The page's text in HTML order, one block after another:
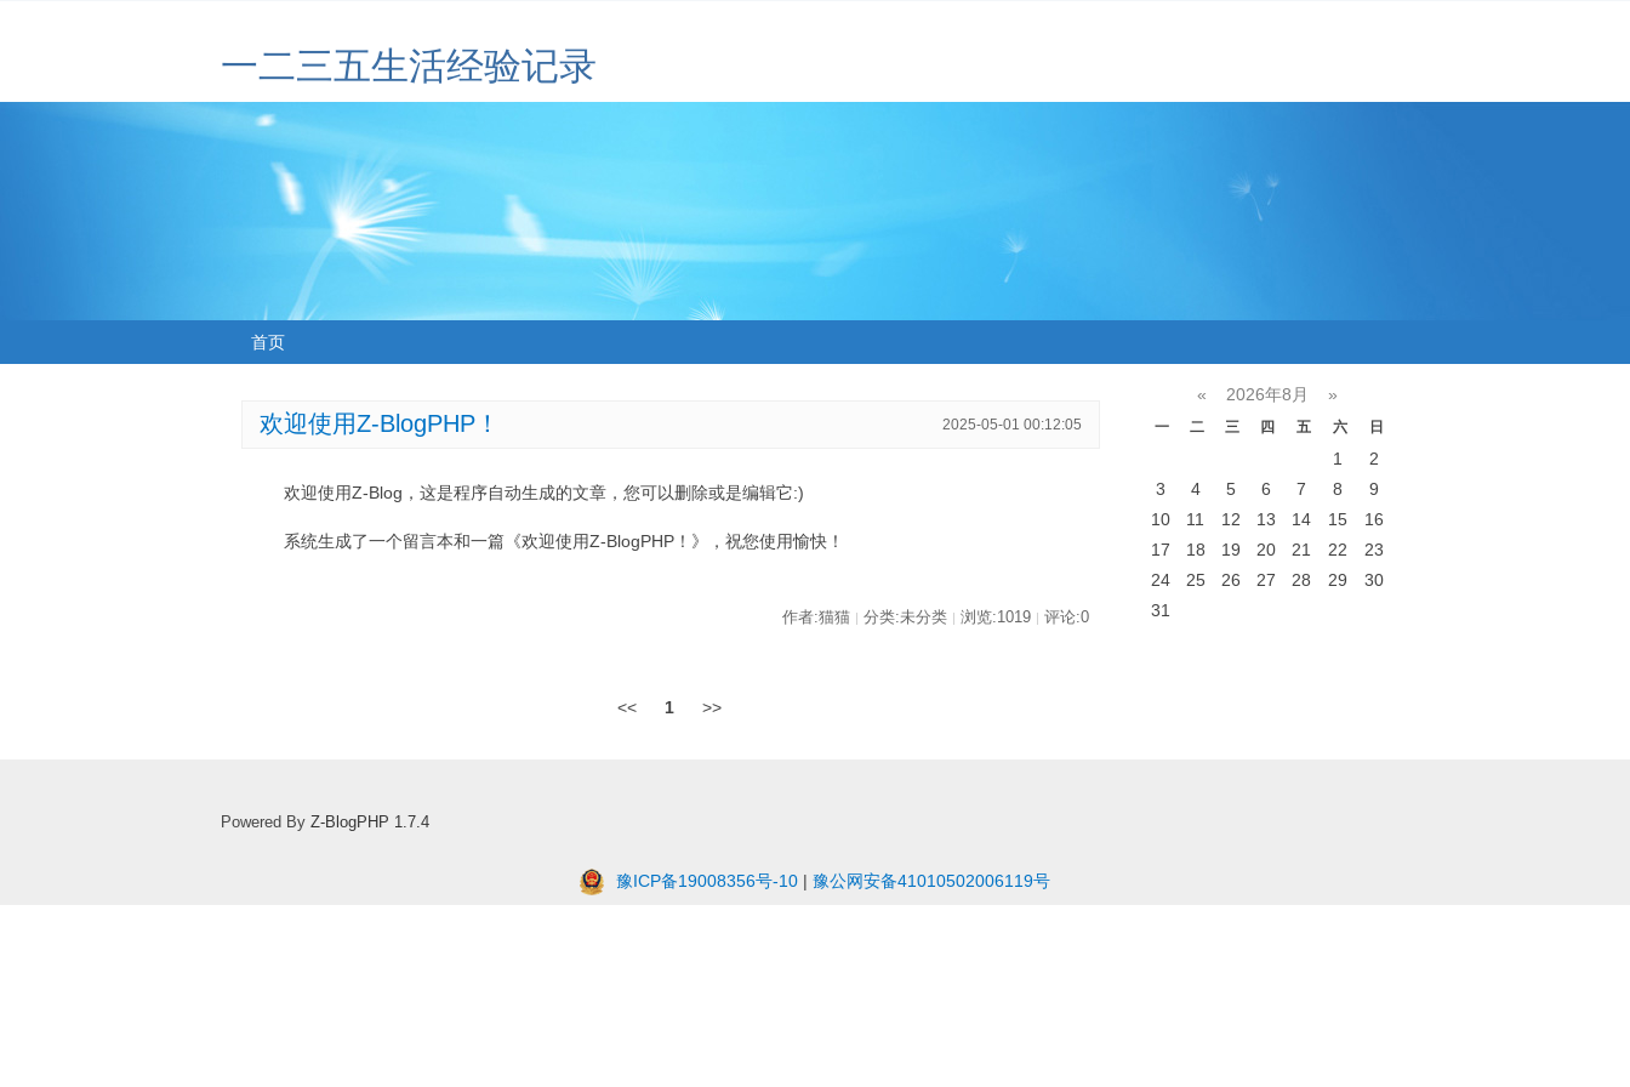
一二三五生活经验记录
首页
欢迎使用Z-BlogPHP！ 2025-05-01 00:12:05
欢迎使用Z-Blog，这是程序自动生成的文章，您可以删除或是编辑它:)
系统生成了一个留言本和一篇《欢迎使用Z-BlogPHP！》，祝您使用愉快！
作者:猫猫 | 分类:未分类 | 浏览:1019 | 评论:0
<< 1 >>
« 2026年8月 »
一 二 三 四 五 六 日
1
2
3
4 5 6 7 8
9
10
11 12 13 14 15
16
17
18 19 20 21 22
23
24
25 26 27 28 29
30
31
Powered By Z-BlogPHP 1.7.4
豫ICP备19008356号-10 | 豫公网安备41010502006119号